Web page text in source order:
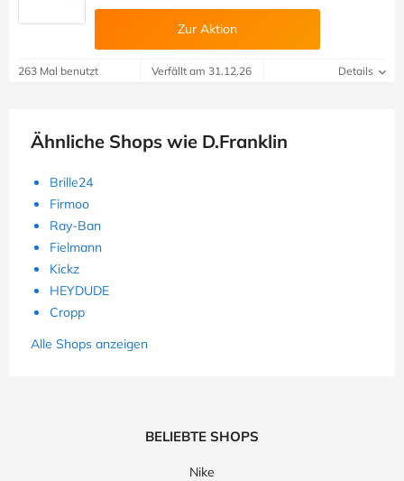
Zur Aktion
263 Mal benutzt Verfällt am 31.12.26 Details
Ähnliche Shops wie D.Franklin
Brille24
Firmoo
Ray-Ban
Fielmann
Kickz
HEYDUDE
Cropp
Alle Shops anzeigen
BELIEBTE SHOPS
Nike